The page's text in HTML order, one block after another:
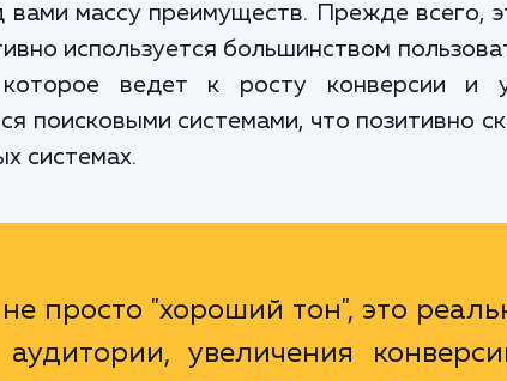
массу преимуществ. Прежде всего,
используется большинством
которое ведет к росту конверсии и
поисковыми системами, что позитивно
системах.
просто "хороший тон", это
увеличения